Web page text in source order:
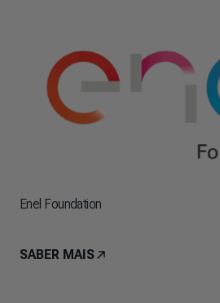
Enel Foundation
SABER MAIS